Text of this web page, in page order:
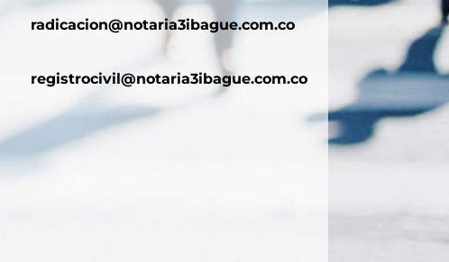
radicacion@notaria3ibague.com.co
registrocivil@notaria3ibague.com.co